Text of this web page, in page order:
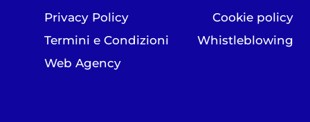
Privacy Policy
Cookie policy
Termini e Condizioni
Whistleblowing
Web Agency